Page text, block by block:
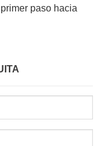
paso hacia